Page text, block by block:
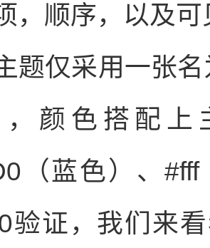
，顺序，以及
仅采用一张名
，颜色搭配上
（蓝色）、
验证，我们来